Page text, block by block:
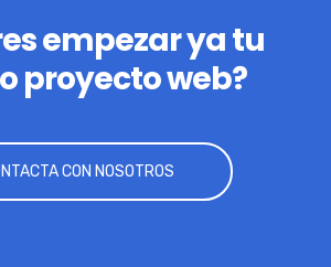
empezar ya tu
proyecto web?
CON NOSOTROS